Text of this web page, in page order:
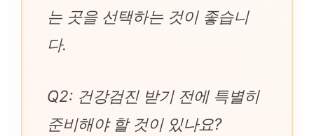
는 곳을 선택하는 것이 좋습니
다.
Q2: 건강검진 받기 전에 특별히
준비해야 할 것이 있나요?